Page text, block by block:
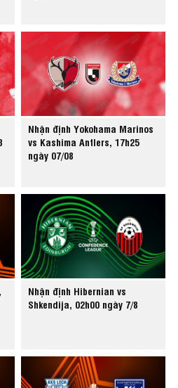
Nhận định Yokohama Marinos
vs Kashima Antlers, 17h25
ngày 07/08
Nhận định Hibernian vs
Shkendija, 02h00 ngày 7/8